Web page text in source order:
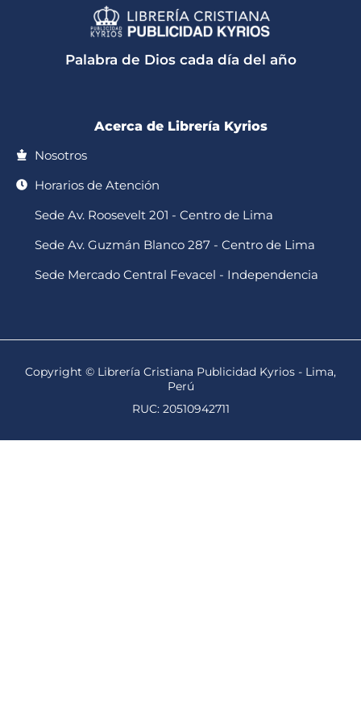
t
s
a
p
t
o
k
e
b
o
k
t
a
g
a
t
u
b
Palabra de Dios cada día del año
Acerca de Librería Kyrios
Nosotros
Horarios de Atención
Sede Av. Roosevelt 201 - Centro de Lima
Sede Av. Guzmán Blanco 287 - Centro de Lima
Sede Mercado Central Fevacel - Independencia
Copyright © Librería Cristiana Publicidad Kyrios - Lima,
Perú
RUC: 20510942711